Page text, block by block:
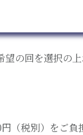
の回を選択の上
（税別）をご負